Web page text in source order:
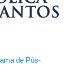
de Pós-